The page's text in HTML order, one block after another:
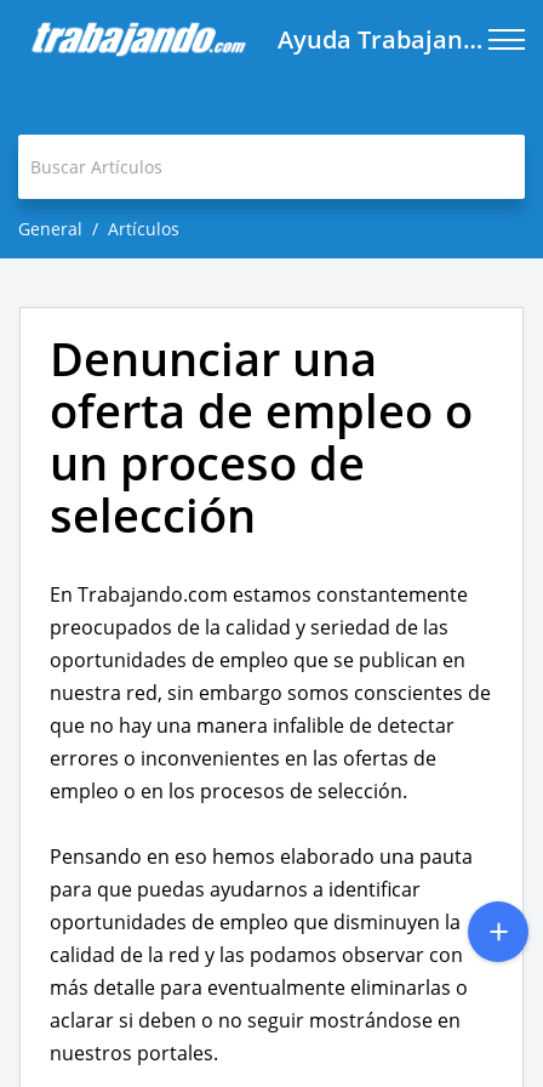
Ayuda Trabajando.com
General Artículos
Denunciar una
oferta de empleo o
un proceso de
selección
En Trabajando.com estamos constantemente
preocupados de la calidad y seriedad de las
oportunidades de empleo que se publican en
nuestra red, sin embargo somos conscientes de
que no hay una manera infalible de detectar
errores o inconvenientes en las ofertas de
empleo o en los procesos de selección.
Pensando en eso hemos elaborado una pauta
para que puedas ayudarnos a identificar
oportunidades de empleo que disminuyen la
calidad de la red y las podamos observar con
más detalle para eventualmente eliminarlas o
aclarar si deben o no seguir mostrándose en
nuestros portales.